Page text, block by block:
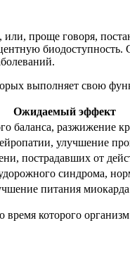
проще говоря,
выполняет свою
Ожидаемый эффект
баланса, разжижение
улучшение
пострадавших от
синдрома,
питания
которого